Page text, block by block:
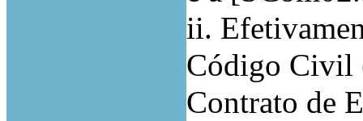
ii.
Código Civil
Contrato de